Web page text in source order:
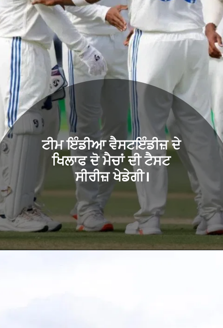
ਟੀਮ ਇੰਡੀਆ ਵੈਸਟਇੰਡੀਜ਼ ਦੇ
ਖਿਲਾਫ ਦੋ ਮੈਚਾਂ ਦੀ ਟੈਸਟ
ਸੀਰੀਜ਼ ਖੇਡੇਗੀ।